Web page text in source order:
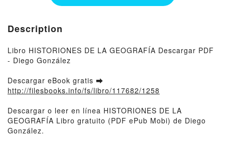
Description
Libro HISTORIONES DE LA GEOGRAFÍA Descargar PDF
- Diego González
Descargar eBook gratis ➡
http://filesbooks.info/fs/libro/117682/1258
Descargar o leer en línea HISTORIONES DE LA
GEOGRAFÍA Libro gratuito (PDF ePub Mobi) de Diego
González.